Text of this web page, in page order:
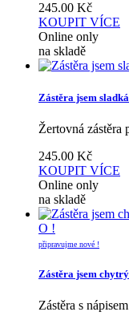
245.00 Kč
KOUPIT VÍCE
Online only
na skladě
Zástěra jsem
Žertovná zástěra
245.00 Kč
KOUPIT VÍCE
Online only
na skladě
O !
připravujme nové !
Zástěra jsem
Zástěra s